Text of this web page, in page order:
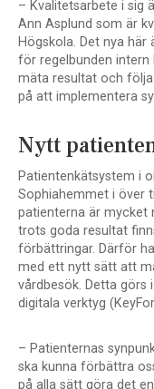
– Kvalitetsarbete i sig
Ann Asplund som är
Högskola. Det nya
för regelbunden intern
mäta resultat och
på att implementera
Nytt
Patientenkätsystem i
Sophiahemmet i över
patienterna är mycket
trots goda resultat
förbättringar. Därför
med ett nytt sätt att
vårdbesök. Detta görs
digitala verktyg
– Patienternas
ska kunna förbättra
på alla sätt göra det